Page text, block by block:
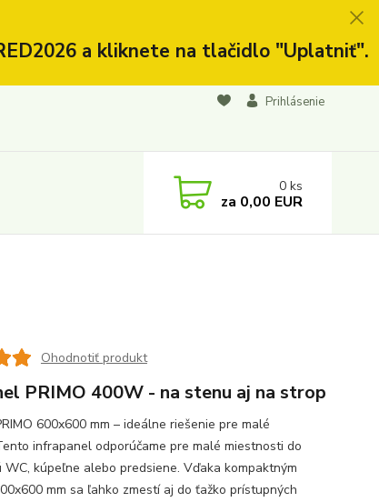
a kliknete na tlačidlo "Uplatniť".
Prihlásenie
0 ks
za 0,00 EUR
Ohodnotiť produkt
PRIMO 400W - na stenu aj na strop
600x600 mm – ideálne riešenie pre malé
infrapanel odporúčame pre malé miestnosti do
WC, kúpeľne alebo predsiene. Vďaka kompaktným
mm sa ľahko zmestí aj do ťažko prístupných